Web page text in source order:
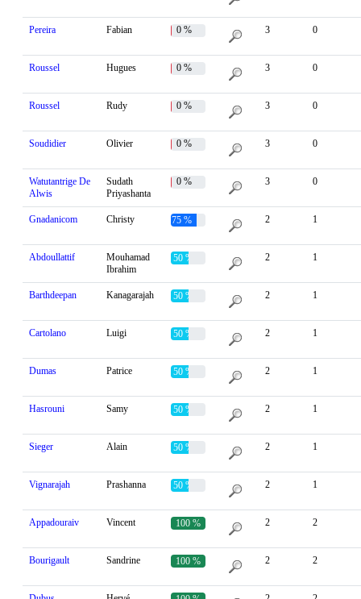
Pereira Fabian 0 % 3 0
Roussel Hugues 0 % 3 0
Roussel Rudy 0 % 3 0
Soudidier Olivier 0 % 3 0
Watutantrige De
Alwis
Sudath
Priyashanta
0 % 3 0
Gnadanicom Christy 75 % 2 1
Abdoullattif
Mouhamad
Ibrahim
50 % 2 1
Barthdeepan Kanagarajah 50 % 2 1
Cartolano Luigi 50 % 2 1
Dumas Patrice 50 % 2 1
Hasrouni Samy 50 % 2 1
Sieger Alain 50 % 2 1
Vignarajah Prashanna 50 % 2 1
Appadouraiv Vincent 100 % 2 2
Bourigault Sandrine 100 % 2 2